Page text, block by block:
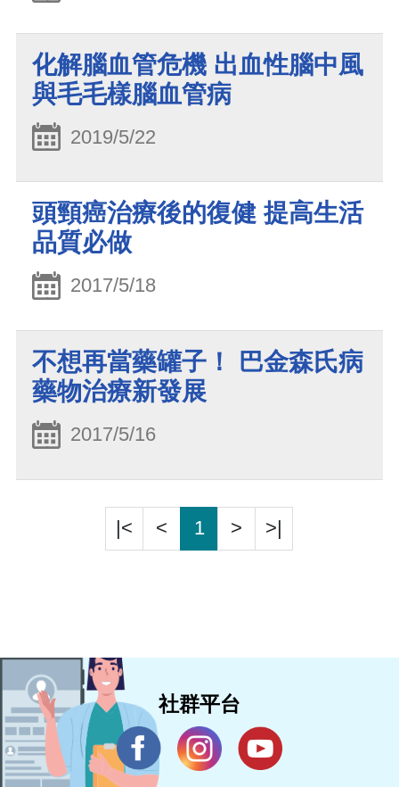
化解腦血管危機 出血性腦中風
與毛毛樣腦血管病
2019/5/22
頭頸癌治療後的復健 提高生活
品質必做
2017/5/18
不想再當藥罐子！ 巴金森氏病
藥物治療新發展
2017/5/16
|< < 1 > >|
社群平台